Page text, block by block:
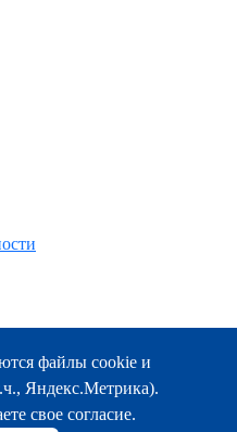
51
файлы cookie и
Яндекс.Метрика).
свое согласие.